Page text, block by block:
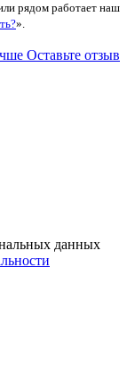
рядом работает наш
».
Оставьте отзыв
данных